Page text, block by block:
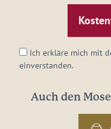
Mail-
Adresse:
Ich erkläre mich mit
einverstanden.
Auch den